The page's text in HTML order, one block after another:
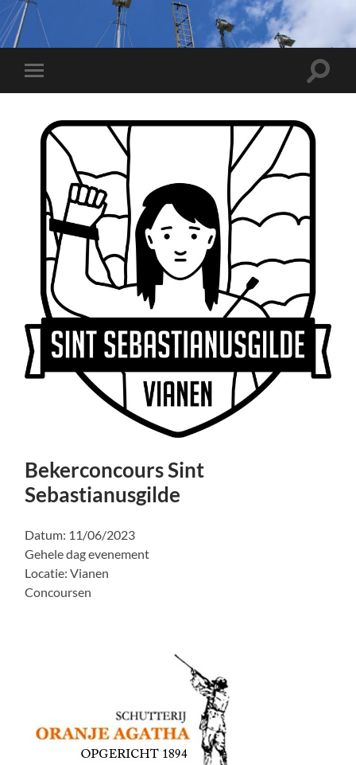
Toggle
mobiel
Toggle
Bekerconcours Sint
Sebastianusgilde
Datum: 11/06/2023
Gehele dag evenement
Locatie:Vianen
Concoursen